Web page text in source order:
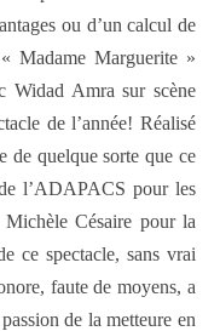
ou d’un calcul de
Madame Marguerite »
Widad Amra sur scène
de l’année! Réalisé
de quelque sorte que ce
l’ADAPACS pour les
Césaire pour la
ce spectacle, sans vrai
faute de moyens, a
de la metteure en